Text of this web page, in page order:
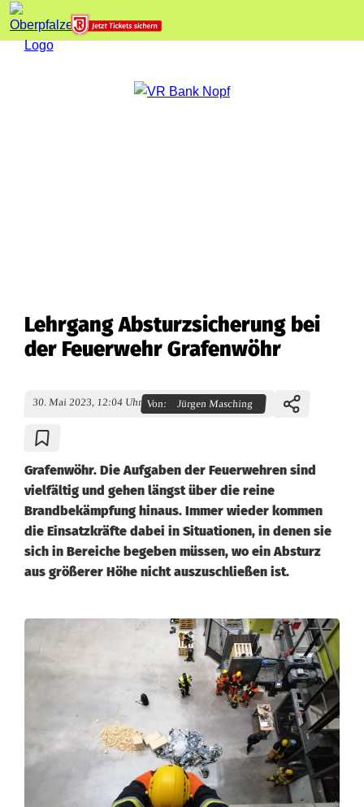
Lehrgang Absturzsicherung bei
der Feuerwehr Grafenwöhr
30. Mai 2023, 12:04 Uhr Von: Jürgen Masching
Grafenwöhr. Die Aufgaben der Feuerwehren sind
vielfältig und gehen längst über die reine
Brandbekämpfung hinaus. Immer wieder kommen
die Einsatzkräfte dabei in Situationen, in denen sie
sich in Bereiche begeben müssen, wo ein Absturz
aus größerer Höhe nicht auszuschließen ist.
L